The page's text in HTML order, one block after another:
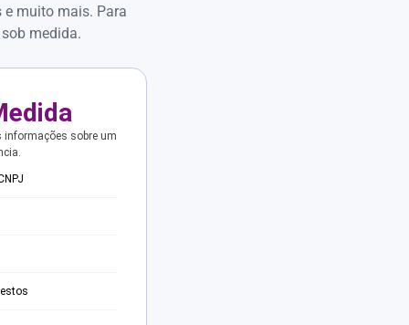
muito mais. Para
medida.
sobre um